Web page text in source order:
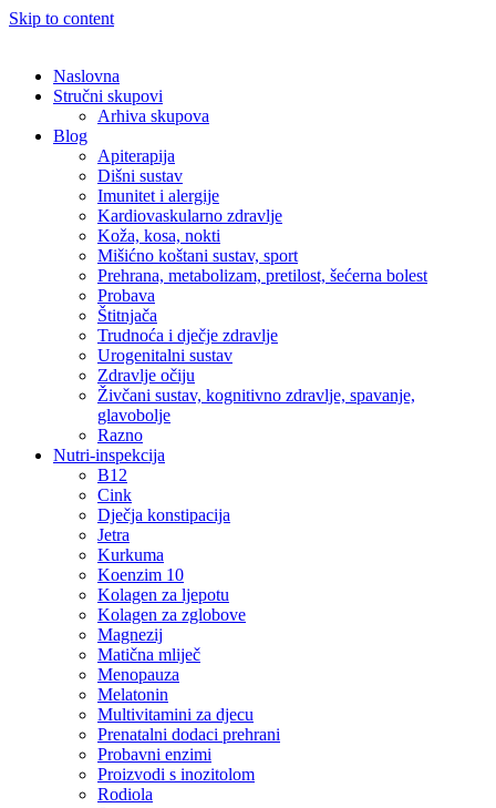
Skip to content
Naslovna
Stručni skupovi
Arhiva skupova
Blog
Apiterapija
Dišni sustav
Imunitet i alergije
Kardiovaskularno zdravlje
Koža, kosa, nokti
Mišićno koštani sustav, sport
Prehrana, metabolizam, pretilost, šećerna bolest
Probava
Štitnjača
Trudnoća i dječje zdravlje
Urogenitalni sustav
Zdravlje očiju
Živčani sustav, kognitivno zdravlje, spavanje,
glavobolje
Razno
Nutri-inspekcija
B12
Cink
Dječja konstipacija
Jetra
Kurkuma
Koenzim 10
Kolagen za ljepotu
Kolagen za zglobove
Magnezij
Matična mliječ
Menopauza
Melatonin
Multivitamini za djecu
Prenatalni dodaci prehrani
Probavni enzimi
Proizvodi s inozitolom
Rodiola